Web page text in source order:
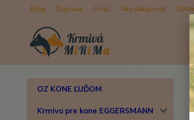
Blog Doprava O nás Ako nakupovať
OZ KONE ĽUĎOM
Krmivo pre kone EGGERSMANN